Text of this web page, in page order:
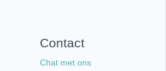
Contact
Chat met ons